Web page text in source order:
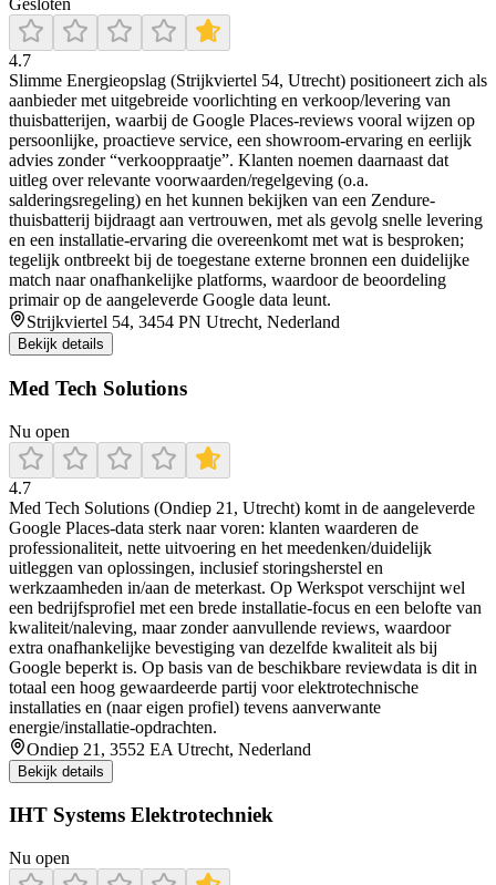
Gesloten
4.7
Slimme Energieopslag (Strijkviertel 54, Utrecht) positioneert zich als
aanbieder met uitgebreide voorlichting en verkoop/levering van
thuisbatterijen, waarbij de Google Places-reviews vooral wijzen op
persoonlijke, proactieve service, een showroom-ervaring en eerlijk
advies zonder “verkooppraatje”. Klanten noemen daarnaast dat
uitleg over relevante voorwaarden/regelgeving (o.a.
salderingsregeling) en het kunnen bekijken van een Zendure-
thuisbatterij bijdraagt aan vertrouwen, met als gevolg snelle levering
en een installatie-ervaring die overeenkomt met wat is besproken;
tegelijk ontbreekt bij de toegestane externe bronnen een duidelijke
match naar onafhankelijke platforms, waardoor de beoordeling
primair op de aangeleverde Google data leunt.
Strijkviertel 54, 3454 PN Utrecht, Nederland
Bekijk details
Med Tech Solutions
Nu open
4.7
Med Tech Solutions (Ondiep 21, Utrecht) komt in de aangeleverde
Google Places-data sterk naar voren: klanten waarderen de
professionaliteit, nette uitvoering en het meedenken/duidelijk
uitleggen van oplossingen, inclusief storingsherstel en
werkzaamheden in/aan de meterkast. Op Werkspot verschijnt wel
een bedrijfsprofiel met een brede installatie-focus en een belofte van
kwaliteit/naleving, maar zonder aanvullende reviews, waardoor
extra onafhankelijke bevestiging van dezelfde kwaliteit als bij
Google beperkt is. Op basis van de beschikbare reviewdata is dit in
totaal een hoog gewaardeerde partij voor elektrotechnische
installaties en (naar eigen profiel) tevens aanverwante
energie/installatie-opdrachten.
Ondiep 21, 3552 EA Utrecht, Nederland
Bekijk details
IHT Systems Elektrotechniek
Nu open